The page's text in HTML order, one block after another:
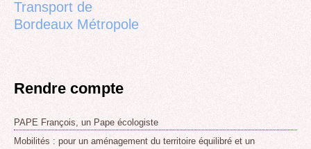
Transport de
Bordeaux Métropole
Rendre compte
PAPE François, un Pape écologiste
Mobilités : pour un aménagement du territoire équilibré et un